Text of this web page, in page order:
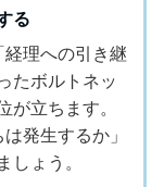
る
経理への引き継
たボルトネッ
が立ちます。
発生するか」
しょう。